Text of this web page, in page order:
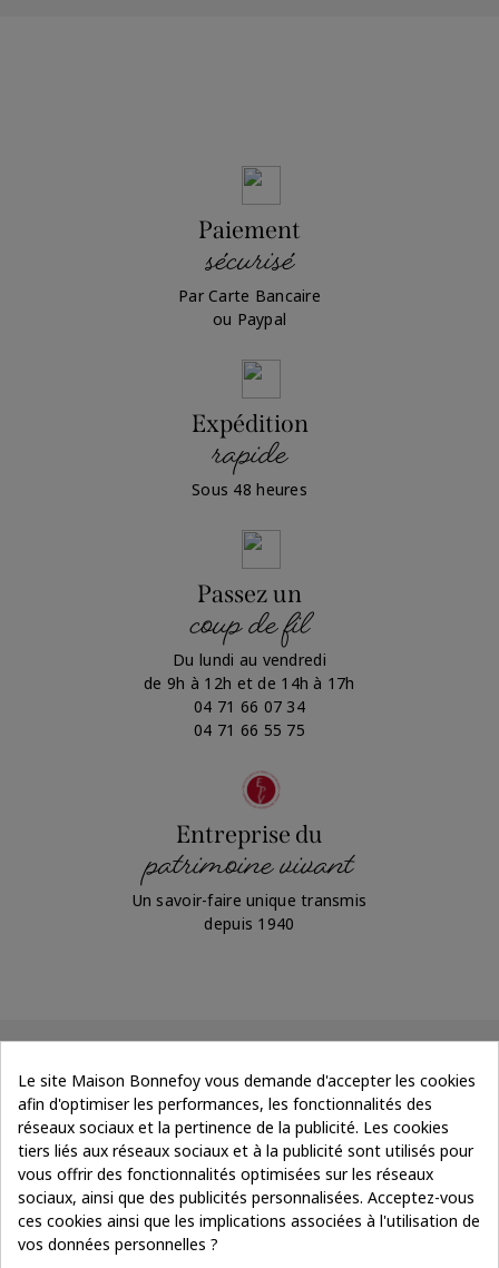
Paiement
sécurisé
Par Carte Bancaire
ou Paypal
Expédition
rapide
Sous 48 heures
Passez un
coup de fil
Du lundi au vendredi
de 9h à 12h et de 14h à 17h
04 71 66 07 34
04 71 66 55 75
Entreprise du
patrimoine vivant
Un savoir-faire unique transmis
depuis 1940
Suivez le filde notre actu Je m’inscris
Le site Maison Bonnefoy vous demande d'accepter les cookies
afin d'optimiser les performances, les fonctionnalités des
réseaux sociaux et la pertinence de la publicité. Les cookies
tiers liés aux réseaux sociaux et à la publicité sont utilisés pour
vous offrir des fonctionnalités optimisées sur les réseaux
sociaux, ainsi que des publicités personnalisées. Acceptez-vous
ces cookies ainsi que les implications associées à l'utilisation de
vos données personnelles ?